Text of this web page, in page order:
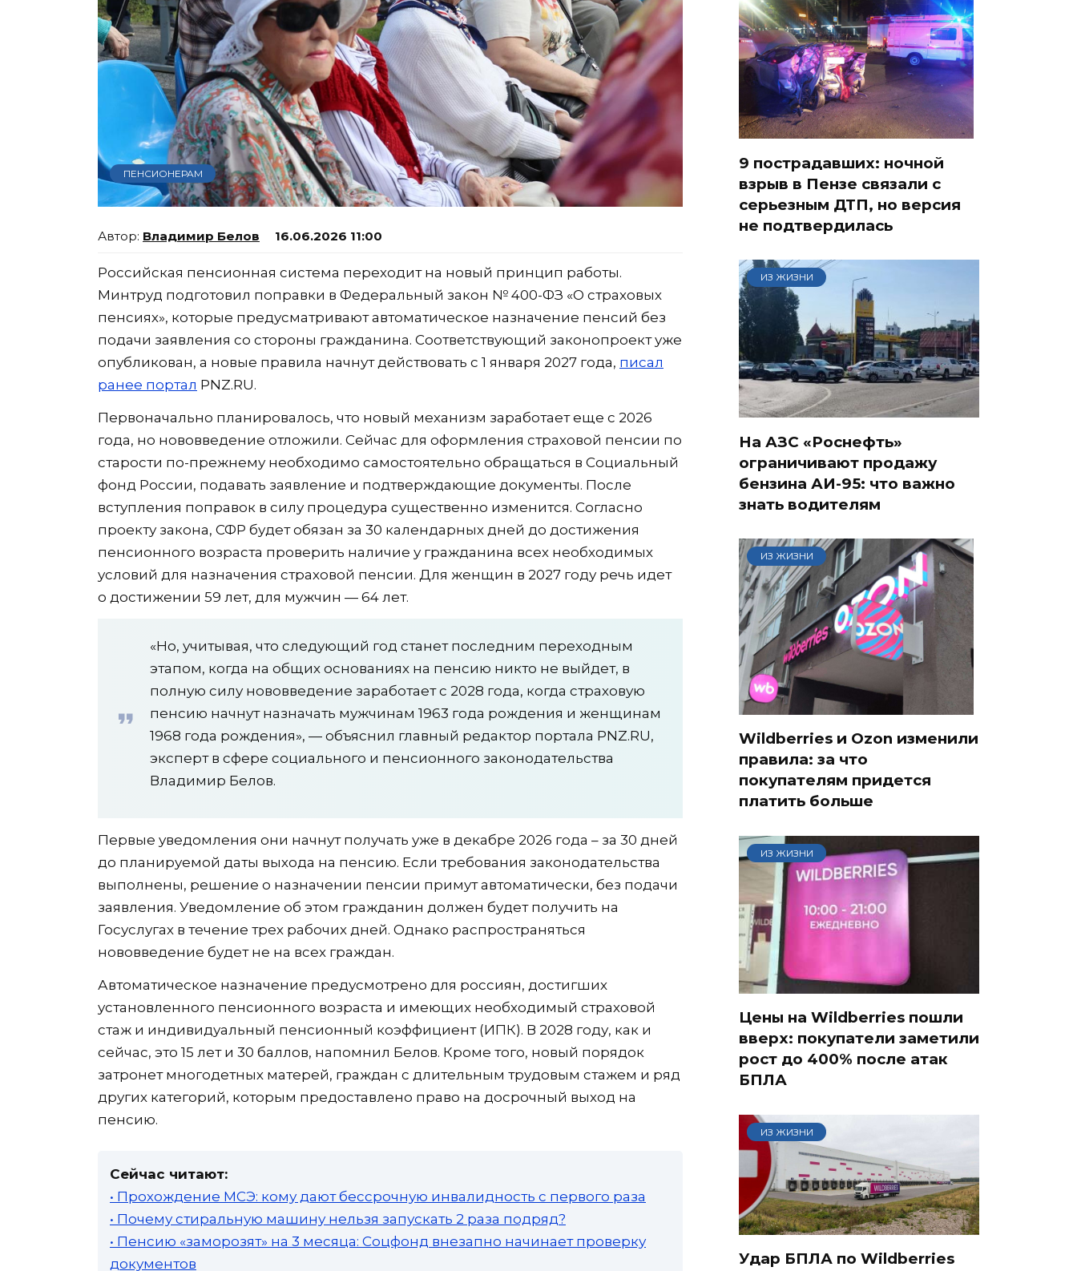
ПЕНСИОНЕРАМ
Владимир Белов 16.06.2026 11:00
Российская пенсионная система переходит на новый принцип работы.
Минтруд подготовил поправки в Федеральный закон № 400-ФЗ «О страховых
пенсиях», которые предусматривают автоматическое назначение пенсий без
подачи заявления со стороны гражданина. Соответствующий законопроект уже
опубликован, а новые правила начнут действовать с 1 января 2027 года, писал
ранее портал PNZ.RU.
Первоначально планировалось, что новый механизм заработает еще с 2026
года, но нововведение отложили. Сейчас для оформления страховой пенсии по
старости по-прежнему необходимо самостоятельно обращаться в Социальный
фонд России, подавать заявление и подтверждающие документы. После
вступления поправок в силу процедура существенно изменится. Согласно
проекту закона, СФР будет обязан за 30 календарных дней до достижения
пенсионного возраста проверить наличие у гражданина всех необходимых
условий для назначения страховой пенсии. Для женщин в 2027 году речь идет
о достижении 59 лет, для мужчин — 64 лет.
«Но, учитывая, что следующий год станет последним переходным
этапом, когда на общих основаниях на пенсию никто не выйдет, в
полную силу нововведение заработает с 2028 года, когда страховую
пенсию начнут назначать мужчинам 1963 года рождения и женщинам
1968 года рождения», — объяснил главный редактор портала PNZ.RU,
эксперт в сфере социального и пенсионного законодательства
Владимир Белов.
Первые уведомления они начнут получать уже в декабре 2026 года – за 30 дней
до планируемой даты выхода на пенсию. Если требования законодательства
выполнены, решение о назначении пенсии примут автоматически, без подачи
заявления. Уведомление об этом гражданин должен будет получить на
Госуслугах в течение трех рабочих дней. Однако распространяться
нововведение будет не на всех граждан.
Автоматическое назначение предусмотрено для россиян, достигших
установленного пенсионного возраста и имеющих необходимый страховой
стаж и индивидуальный пенсионный коэффициент (ИПК). В 2028 году, как и
сейчас, это 15 лет и 30 баллов, напомнил Белов. Кроме того, новый порядок
затронет многодетных матерей, граждан с длительным трудовым стажем и ряд
других категорий, которым предоставлено право на досрочный выход на
пенсию.
Сейчас читают:
• Прохождение МСЭ: кому дают бессрочную инвалидность с первого раза
• Почему стиральную машину нельзя запускать 2 раза подряд?
• Пенсию «заморозят» на 3 месяца: Соцфонд внезапно начинает проверку
документов
9 пострадавших: ночной
взрыв в Пензе связали с
серьезным ДТП, но версия
не подтвердилась
ИЗ ЖИЗНИ
На АЗС «Роснефть»
ограничивают продажу
бензина АИ-95: что важно
знать водителям
ИЗ ЖИЗНИ
Wildberries и Ozon изменили
правила: за что
покупателям придется
платить больше
ИЗ ЖИЗНИ
Цены на Wildberries пошли
вверх: покупатели заметили
рост до 400% после атак
БПЛА
ИЗ ЖИЗНИ
Удар БПЛА по Wildberries